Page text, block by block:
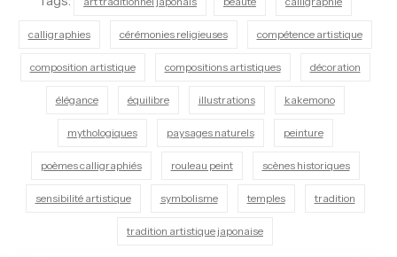
calligraphies cérémonies religieuses compétence artistique
composition artistique compositions artistiques décoration
élégance équilibre illustrations kakemono
mythologiques paysages naturels peinture
poèmes calligraphiés rouleau peint scènes historiques
sensibilité artistique symbolisme temples tradition
tradition artistique japonaise